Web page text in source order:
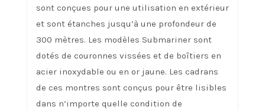
sont conçues pour une utilisation en extérieur
et sont étanches jusqu’à une profondeur de
300 mètres. Les modèles Submariner sont
dotés de couronnes vissées et de boîtiers en
acier inoxydable ou en or jaune. Les cadrans
de ces montres sont conçus pour être lisibles
dans n’importe quelle condition de